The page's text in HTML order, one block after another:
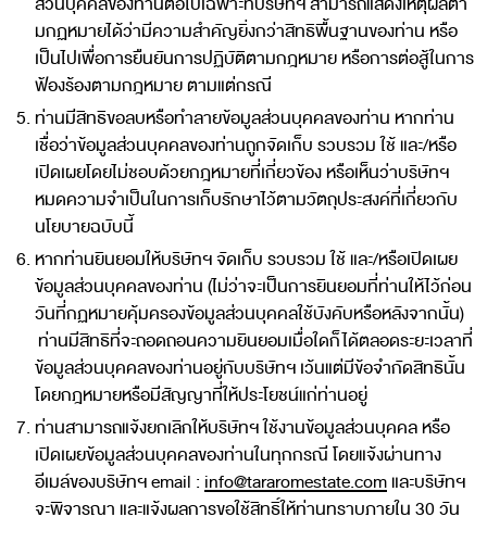
มกฏหมายได้ว่ามีความสำคัญยิ่งกว่าสิทธิพื้นฐานของท่าน หรือ
เป็นไปเพื่อการยืนยันการปฏิบัติตามกฎหมาย หรือการต่อสู้ในการ
ฟ้องร้องตามกฎหมาย ตามแต่กรณี
ท่านมีสิทธิขอลบหรือทำลายข้อมูลส่วนบุคคลของท่าน หากท่าน
เชื่อว่าข้อมูลส่วนบุคคลของท่านถูกจัดเก็บ รวบรวม ใช้ และ/หรือ
เปิดเผยโดยไม่ชอบด้วยกฎหมายที่เกี่ยวข้อง หรือเห็นว่าบริษัทฯ
หมดความจำเป็นในการเก็บรักษาไว้ตามวัตถุประสงค์ที่เกี่ยวกับ
นโยบายฉบับนี้
หากท่านยินยอมให้บริษัทฯ จัดเก็บ รวบรวม ใช้ และ/หรือเปิดเผย
ข้อมูลส่วนบุคคลของท่าน (ไม่ว่าจะเป็นการยินยอมที่ท่านให้ไว้ก่อน
วันที่กฏหมายคุ้มครองข้อมูลส่วนบุคคลใช้บังคับหรือหลังจากนั้น)
ท่านมีสิทธิที่จะถอดถอนความยินยอมเมื่อใดก็ได้ตลอดระยะเวลาที่
ข้อมูลส่วนบุคคลของท่านอยู่กับบริษัทฯ เว้นแต่มีข้อจำกัดสิทธินั้น
โดยกฎหมายหรือมีสัญญาที่ให้ประโยชน์แก่ท่านอยู่
ท่านสามารถแจ้งยกเลิกให้บริษัทฯ ใช้งานข้อมูลส่วนบุคคล หรือ
เปิดเผยข้อมูลส่วนบุคคลของท่านในทุกกรณี โดยแจ้งผ่านทาง
อีเมล์ของบริษัทฯ email : info@tararomestate.comและบริษัทฯ
จะพิจารณา และแจ้งผลการขอใช้สิทธิ์ให้ท่านทราบภายใน 30 วัน